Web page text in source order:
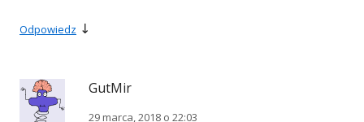
Odpowiedz ↓
GutMir
29 marca, 2018 o 22:03